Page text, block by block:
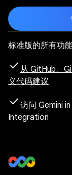
标准版的所有功
check 从 GitHub、
义代码建议
check 访问 Gemini
Integration